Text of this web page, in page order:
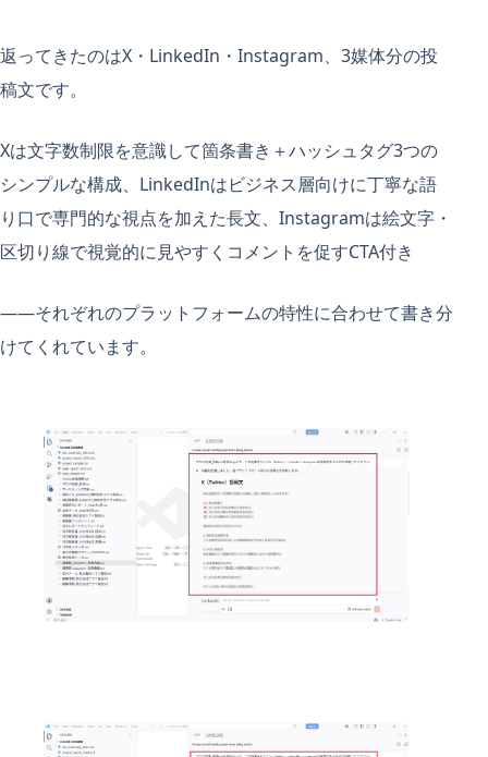
返ってきたのはX・LinkedIn・Instagram、3媒体分の投
稿文です。
Xは文字数制限を意識して箇条書き＋ハッシュタグ3つの
シンプルな構成、LinkedInはビジネス層向けに丁寧な語
り口で専門的な視点を加えた長文、Instagramは絵文字・
区切り線で視覚的に見やすくコメントを促すCTA付き
——それぞれのプラットフォームの特性に合わせて書き分
けてくれています。